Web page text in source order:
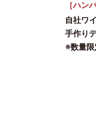
［ハン
自社ワ
手作り
※数量